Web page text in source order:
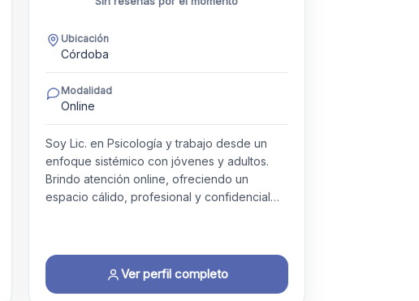
Ubicación
Córdoba
Modalidad
Online
Soy Lic. en Psicología y trabajo desde un
enfoque sistémico con jóvenes y adultos.
Brindo atención online, ofreciendo un
espacio cálido, profesional y confidencial…
Ver perfil completo